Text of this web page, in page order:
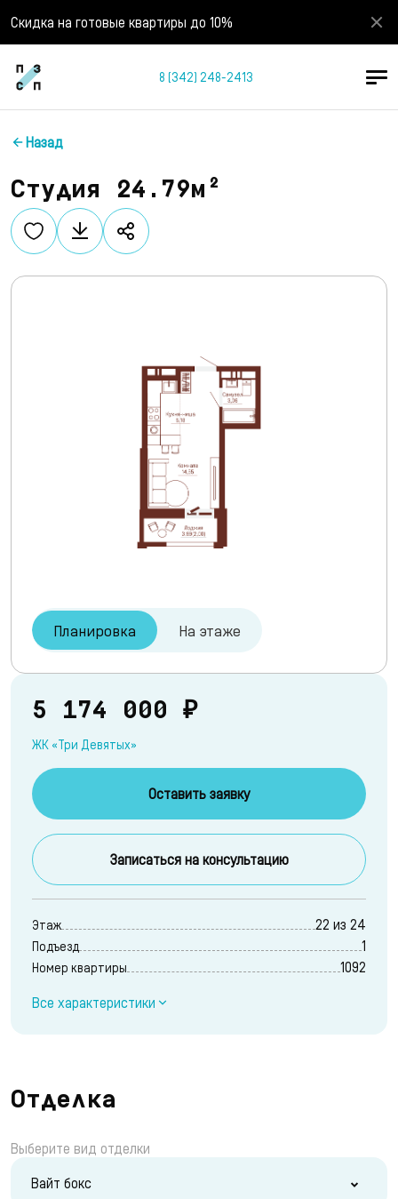
Скидка на готовые квартиры до 10%
8 (342) 248-2413
Назад
Студия 24.79м²
Планировка На этаже
5 174 000 ₽
ЖК «Три Девятых»
Оставить заявку
Записаться на консультацию
Этаж 22 из 24
Подъезд 1
Номер квартиры 1092
Все характеристики
Отделка
Выберите вид отделки
Вайт бокс